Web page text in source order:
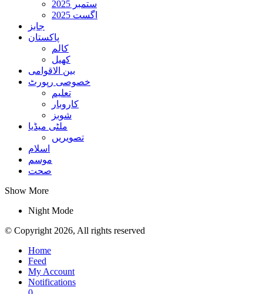
ستمبر 2025
اگست 2025
جابز
پاکستان
کالم
کھیل
بین الاقوامی
خصوصی رپورٹ
تعلیم
کاروبار
شوبز
ملٹی میڈیا
تصویریں
اسلام
موسم
صحت
Show More
Night Mode
© Copyright 2026, All rights reserved
Home
Feed
My Account
Notifications